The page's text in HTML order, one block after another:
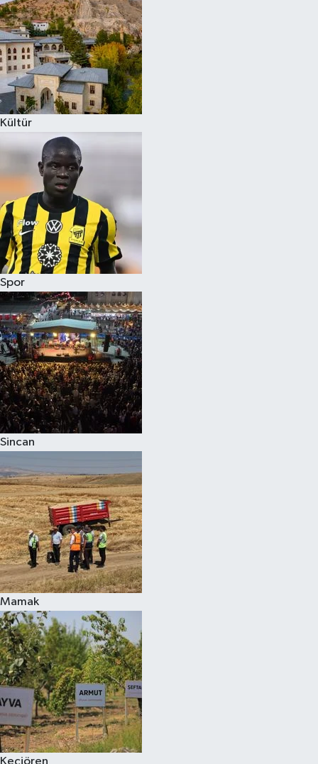
Kültür
Spor
Sincan
Mamak
Keçiören